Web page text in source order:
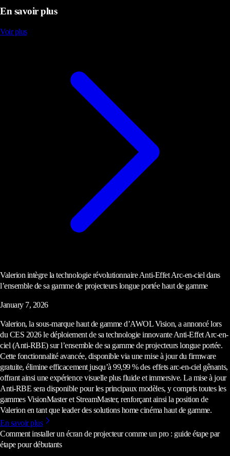
En savoir plus
Voir plus
Valerion intègre la technologie révolutionnaire Anti-Effet Arc-en-ciel dans
l’ensemble de sa gamme de projecteurs longue portée haut de gamme
January 7, 2026
Valerion, la sous-marque haut de gamme d’AWOL Vision, a annoncé lors
du CES 2026 le déploiement de sa technologie innovante Anti-Effet Arc-en-
ciel (Anti-RBE) sur l’ensemble de sa gamme de projecteurs longue portée.
Cette fonctionnalité avancée, disponible via une mise à jour du firmware
gratuite, élimine efficacement jusqu’à 99,99 % des effets arc-en-ciel gênants,
offrant ainsi une expérience visuelle plus fluide et immersive. La mise à jour
Anti-RBE sera disponible pour les principaux modèles, y compris toutes les
gammes VisionMaster et StreamMaster, renforçant ainsi la position de
Valerion en tant que leader des solutions home cinéma haut de gamme.
En savoir plus
Comment installer un écran de projecteur comme un pro : guide étape par
étape pour débutants